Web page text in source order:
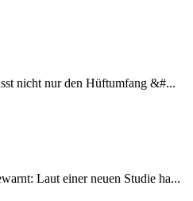
nicht nur den Hüftumfang &#...
Laut einer neuen Studie ha...